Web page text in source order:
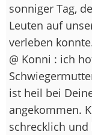
sonniger Tag,
Leuten auf
verleben
@ Konni : ich
ist heil bei
angekommen.
schrecklich